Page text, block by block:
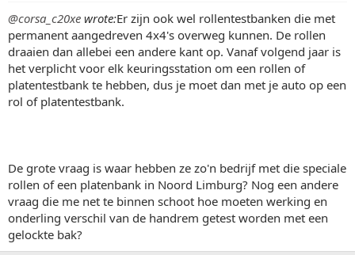
@corsa_c20xe wrote:Er zijn ook wel rollentestbanken die met
permanent aangedreven 4x4's overweg kunnen. De rollen
draaien dan allebei een andere kant op. Vanaf volgend jaar is
het verplicht voor elk keuringsstation om een rollen of
platentestbank te hebben, dus je moet dan met je auto op een
rol of platentestbank.
De grote vraag is waar hebben ze zo'n bedrijf met die speciale
rollen of een platenbank in Noord Limburg? Nog een andere
vraag die me net te binnen schoot hoe moeten werking en
onderling verschil van de handrem getest worden met een
gelockte bak?